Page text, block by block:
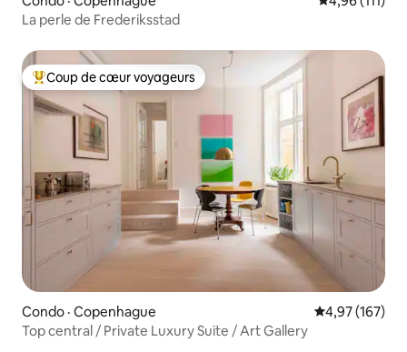
La perle de Frederiksstad
Coup de cœur voyageurs parmi les plus aimés
Coup de cœur voyageurs
Condo · Copenhague Note
4,97 (167)
Top central / Private Luxury Suite / Art Gallery